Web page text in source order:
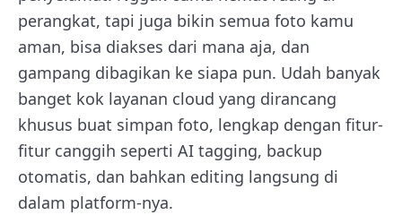
perangkat, tapi juga bikin semua foto kamu
aman, bisa diakses dari mana aja, dan
gampang dibagikan ke siapa pun. Udah banyak
banget kok layanan cloud yang dirancang
khusus buat simpan foto, lengkap dengan fitur-
fitur canggih seperti AI tagging, backup
otomatis, dan bahkan editing langsung di
dalam platform-nya.